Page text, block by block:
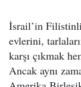
İsrail’in
evlerini,
karşı çıkmak
Ancak aynı